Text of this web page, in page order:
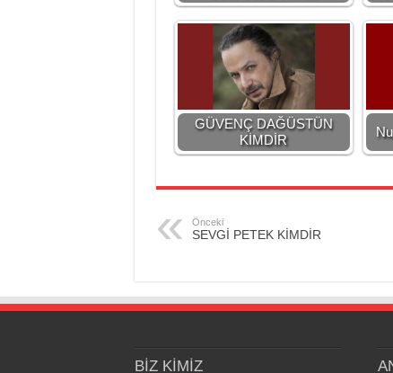
GÜVENÇ DAĞÜSTÜN
KİMDİR
Önceki
SEVGİ PETEK KİMDİR
BİZ KİMİZ